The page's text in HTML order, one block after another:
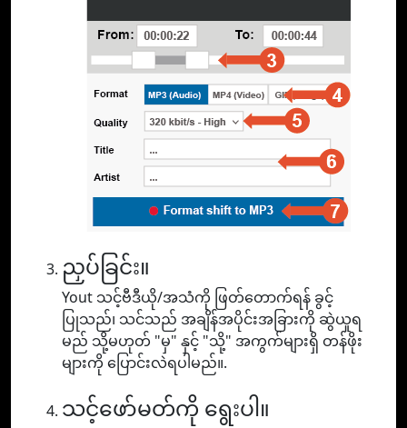
ညှပ်ခြင်း။
Yout သင့်ဗီဒီယို/အသံကို ဖြတ်တောက်ရန် ခွင့်
ပြုသည်၊ သင်သည် အချိန်အပိုင်းအခြားကို ဆွဲယူရ
မည် သို့မဟုတ် "မှ" နှင့် "သို့" အကွက်များရှိ တန်ဖိုး
များကို ပြောင်းလဲရပါမည်။.
သင့်ဖော်မတ်ကို ရွေးပါ။